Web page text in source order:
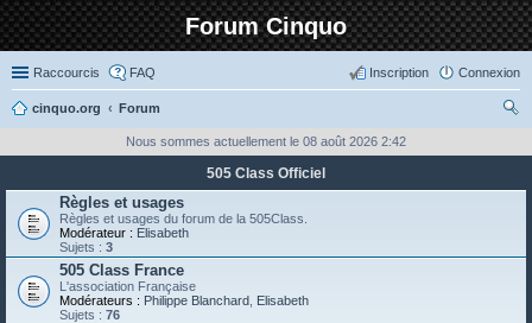
Forum Cinquo
Raccourcis FAQ Connexion
Inscription
cinquo.org
Forum
ch
Nous sommes actuellement le 08 août 2026 2:42
505 Class Officiel
Règles et usages
Règles et usages du forum de la 505Class.
Modérateur : Elisabeth
Sujets : 3
505 Class France
L'association Française
Modérateurs : Philippe Blanchard Elisabeth
Sujets : 76